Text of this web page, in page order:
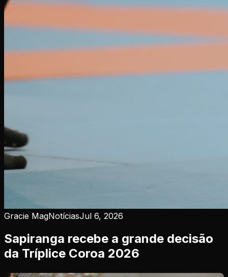
Gracie MagNotíciasJul 6, 2026
Sapiranga recebe a grande decisão
da Tríplice Coroa 2026